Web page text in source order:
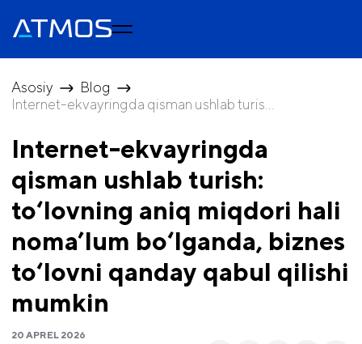
Asosiy
Blog
Internet-ekvayringda qisman ushlab turis...
Internet-ekvayringda
qisman ushlab turish:
to‘lovning aniq miqdori hali
noma’lum bo‘lganda, biznes
to‘lovni qanday qabul qilishi
mumkin
20 APREL 2026